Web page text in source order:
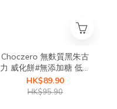
Choczero 無麩質黑朱古
力 威化餅#無添加糖 低碳
#輕盈鬆脆口感 224g
HK$89.90
HK$95.90